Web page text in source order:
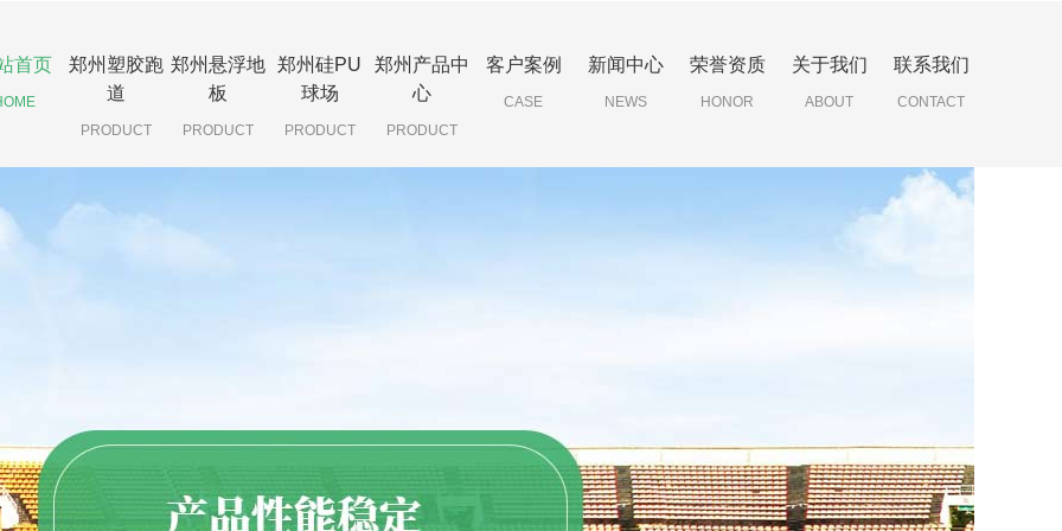
首页
郑州塑胶跑
道
PRODUCT
郑州悬浮地
板
PRODUCT
郑州硅PU
球场
PRODUCT
郑州产品中
心
PRODUCT
客户案例
CASE
新闻中心
NEWS
荣誉资质
HONOR
关于我们
ABOUT
联系我们
CONTACT